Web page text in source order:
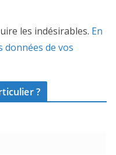
les indésirables. En
données de vos
?